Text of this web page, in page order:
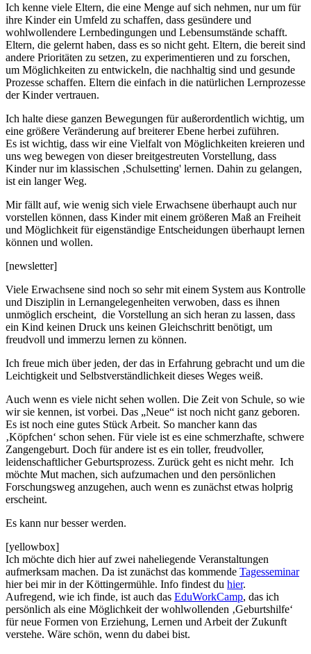
Ich kenne viele Eltern, die eine Menge auf sich nehmen, nur um für
ihre Kinder ein Umfeld zu schaffen, dass gesündere und
wohlwollendere Lernbedingungen und Lebensumstände schafft.
Eltern, die gelernt haben, dass es so nicht geht. Eltern, die bereit sind
andere Prioritäten zu setzen, zu experimentieren und zu forschen,
um Möglichkeiten zu entwickeln, die nachhaltig sind und gesunde
Prozesse schaffen. Eltern die einfach in die natürlichen Lernprozesse
der Kinder vertrauen.
Ich halte diese ganzen Bewegungen für außerordentlich wichtig, um
eine größere Veränderung auf breiterer Ebene herbei zuführen.
Es ist wichtig, dass wir eine Vielfalt von Möglichkeiten kreieren und
uns weg bewegen von dieser breitgestreuten Vorstellung, dass
Kinder nur im klassischen ‚Schulsetting' lernen. Dahin zu gelangen,
ist ein langer Weg.
Mir fällt auf, wie wenig sich viele Erwachsene überhaupt auch nur
vorstellen können, dass Kinder mit einem größeren Maß an Freiheit
und Möglichkeit für eigenständige Entscheidungen überhaupt lernen
können und wollen.
[newsletter]
Viele Erwachsene sind noch so sehr mit einem System aus Kontrolle
und Disziplin in Lernangelegenheiten verwoben, dass es ihnen
unmöglich erscheint, die Vorstellung an sich heran zu lassen, dass
ein Kind keinen Druck uns keinen Gleichschritt benötigt, um
freudvoll und immerzu lernen zu können.
Ich freue mich über jeden, der das in Erfahrung gebracht und um die
Leichtigkeit und Selbstverständlichkeit dieses Weges weiß.
Auch wenn es viele nicht sehen wollen. Die Zeit von Schule, so wie
wir sie kennen, ist vorbei. Das „Neue“ ist noch nicht ganz geboren.
Es ist noch eine gutes Stück Arbeit. So mancher kann das
‚Köpfchen‘ schon sehen. Für viele ist es eine schmerzhafte, schwere
Zangengeburt. Doch für andere ist es ein toller, freudvoller,
leidenschaftlicher Geburtsprozess. Zurück geht es nicht mehr. Ich
möchte Mut machen, sich aufzumachen und den persönlichen
Forschungsweg anzugehen, auch wenn es zunächst etwas holprig
erscheint.
Es kann nur besser werden.
[yellowbox]
Ich möchte dich hier auf zwei naheliegende Veranstaltungen
aufmerksam machen. Da ist zunächst das kommende Tagesseminar
hier bei mir in der Köttingermühle. Info findest du hier.
Aufregend, wie ich finde, ist auch das EduWorkCamp, das ich
persönlich als eine Möglichkeit der wohlwollenden ‚Geburtshilfe‘
für neue Formen von Erziehung, Lernen und Arbeit der Zukunft
verstehe. Wäre schön, wenn du dabei bist.